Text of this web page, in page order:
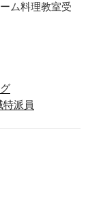
ム料理教室受
派員